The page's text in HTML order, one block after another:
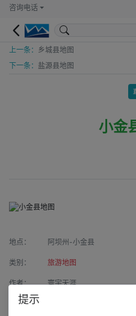
咨询电话
上一条： 乡城县地图
下一条： 盐源县地图
小金
地点： 阿坝州-小金县
类别： 旅游地图
作者： 寰宇天涯
来源：
提示